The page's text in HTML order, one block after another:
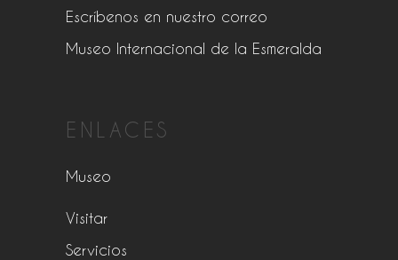
Escríbenos en nuestro correo
Museo Internacional de la Esmeralda
ENLACES
Museo
Visitar
Servicios